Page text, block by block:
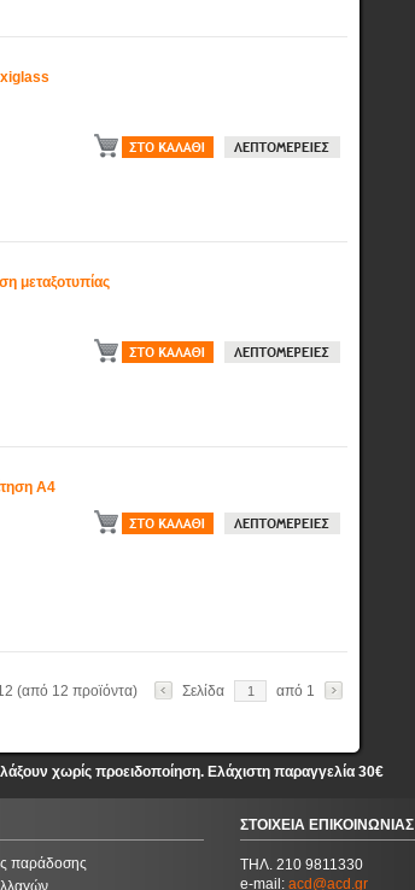
μεταξοτυπίας
Α4
Σελίδα από 1
(από 12 προϊόντα)
χωρίς προειδοποίηση. Ελάχιστη παραγγελία 30€
παράδοσης
ΣΤΟΙΧΕΙΑ ΕΠΙΚΟΙΝΩΝΙΑΣ
ΤΗΛ. 210 9811330
e-mail: acd@acd.gr